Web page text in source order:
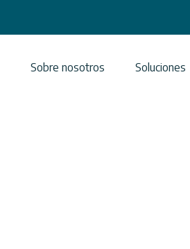
Sobre nosotros Soluciones